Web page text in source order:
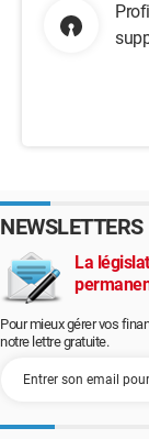
NEWSLETTERS
La
Pour mieux gérer vos
notre lettre gratuite.